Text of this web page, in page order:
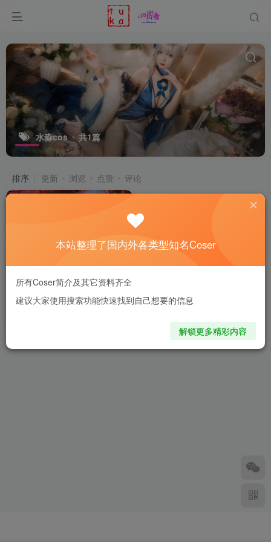
水淼cos 共1篇
排序 更新 浏览 点赞 评论
水淼Aqua鬼灭之刃上弦陆堕
姬cos图集：相似又不同的神
本站整理了国内外各类型知名Coser
所有Coser简介及其它资料齐全
建议大家使用搜索功能快速找到自己想要的信息
解锁更多精彩内容